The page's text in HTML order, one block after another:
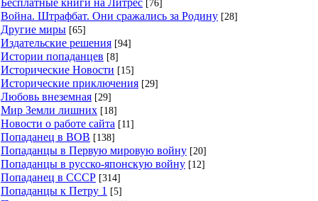
[76]
Война. Штрафбат. Они сражались за Родину [28]
Другие миры [65]
Издательские решения [94]
Истории попаданцев [8]
Исторические Новости [15]
Исторические приключения [29]
Любовь внеземная [29]
Мир Земли лишних [18]
Новости о работе сайта [11]
Попаданец в ВОВ [138]
Попаданцы в Первую мировую войну [20]
Попаданцы в русско-японскую войну [12]
Попаданец в СССР [314]
Попаданцы к Петру 1 [5]